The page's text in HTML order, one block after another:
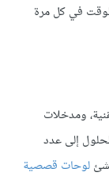
في كل مرة
ومدخلات
إلى عدد
لوحات قصصية